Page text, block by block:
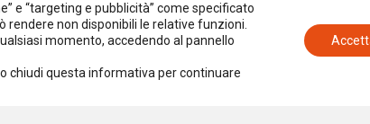
e “targeting e pubblicità” come specificato
rendere non disponibili le relative funzioni.
momento, accedendo al pannello
chiudi questa informativa per continuare